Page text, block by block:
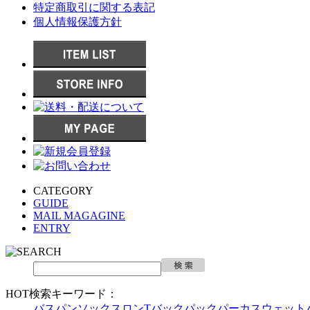
特定商取引に関する表記
個人情報保護方針
CATEGORY
GUIDE
MAIL MAGAGINE
ENTRY
HOT検索キーワード：